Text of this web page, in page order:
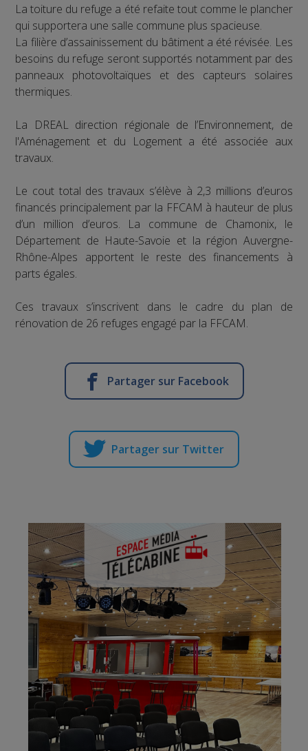
La toiture du refuge a été refaite tout comme le plancher
qui supportera une salle commune plus spacieuse.
La filière d’assainissement du bâtiment a été révisée. Les
besoins du refuge seront supportés notamment par des
panneaux photovoltaïques et des capteurs solaires
thermiques.
La DREAL direction régionale de l’Environnement, de
l'Aménagement et du Logement a été associée aux
travaux.
Le cout total des travaux s’élève à 2,3 millions d’euros
financés principalement par la FFCAM à hauteur de plus
d’un million d’euros. La commune de Chamonix, le
Département de Haute-Savoie et la région Auvergne-
Rhône-Alpes apportent le reste des financements à
parts égales.
Ces travaux s’inscrivent dans le cadre du plan de
rénovation de 26 refuges engagé par la FFCAM.
Partager sur Facebook
Partager sur Twitter